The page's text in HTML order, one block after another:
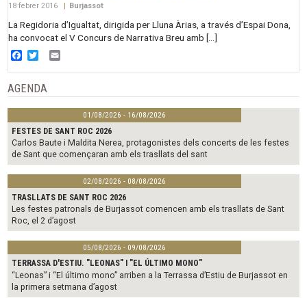
18 febrer 2016 Burjassot
La Regidoria d’Igualtat, dirigida per Lluna Àrias, a través d’Espai Dona,
ha convocat el V Concurs de Narrativa Breu amb […]
Facebook
Twitter
AGENDA
01/08/2026 - 16/08/2026
FESTES DE SANT ROC 2026
Carlos Baute i Maldita Nerea, protagonistes dels concerts de les festes
de Sant que començaran amb els trasllats del sant
02/08/2026 - 08/08/2026
TRASLLATS DE SANT ROC 2026
Les festes patronals de Burjassot comencen amb els trasllats de Sant
Roc, el 2 d’agost
05/08/2026 - 09/08/2026
TERRASSA D'ESTIU. "LEONAS" I "EL ÚLTIMO MONO"
“Leonas” i “El último mono” arriben a la Terrassa d’Estiu de Burjassot en
la primera setmana d’agost